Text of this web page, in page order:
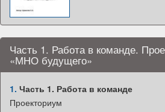
Часть 1. Работа в команде.
«МНО будущего»
1. Часть 1. Работа в команде
Проекториум